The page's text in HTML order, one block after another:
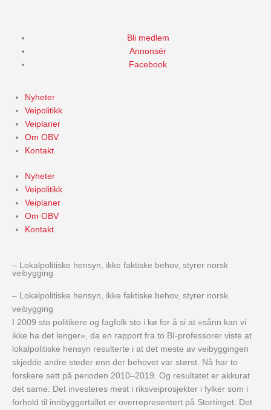
Bli medlem
Annonsér
Facebook
Nyheter
Veipolitikk
Veiplaner
Om OBV
Kontakt
Nyheter
Veipolitikk
Veiplaner
Om OBV
Kontakt
– Lokalpolitiske hensyn, ikke faktiske behov, styrer norsk
veibygging
– Lokalpolitiske hensyn, ikke faktiske behov, styrer norsk
veibygging
I 2009 sto politikere og fagfolk sto i kø for å si at «sånn kan vi
ikke ha det lenger», da en rapport fra to BI-professorer viste at
lokalpolitiske hensyn resulterte i at det meste av veibyggingen
skjedde andre steder enn der behovet var størst. Nå har to
forskere sett på perioden 2010–2019. Og resultatet er akkurat
det same: Det investeres mest i riksveiprosjekter i fylker som i
forhold til innbyggertallet er overrepresentert på Stortinget. Det